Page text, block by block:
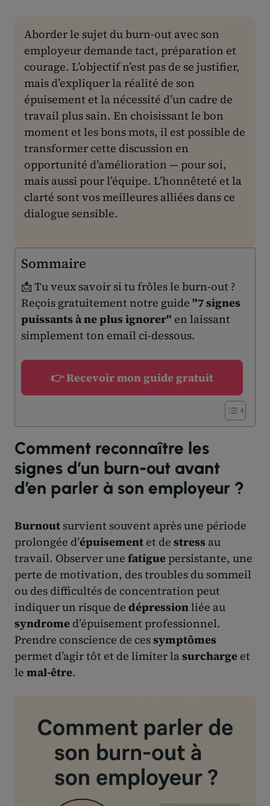
Aborder le sujet du burn-out avec son
employeur demande tact, préparation et
courage. L’objectif n’est pas de se justifier,
mais d’expliquer la réalité de son
épuisement et la nécessité d’un cadre de
travail plus sain. En choisissant le bon
moment et les bons mots, il est possible de
transformer cette discussion en
opportunité d’amélioration — pour soi,
mais aussi pour l’équipe. L’honnêteté et la
clarté sont vos meilleures alliées dans ce
dialogue sensible.
Sommaire
📩 Tu veux savoir si tu frôles le burn-out ?
Reçois gratuitement notre guide "7 signes
puissants à ne plus ignorer" en laissant
simplement ton email ci-dessous.
👉 Recevoir mon guide gratuit
Comment reconnaître les
signes d’un burn-out avant
d’en parler à son employeur ?
Burnout survient souvent après une période
prolongée d’épuisement et de stress au
travail. Observer une fatigue persistante, une
perte de motivation, des troubles du sommeil
ou des difficultés de concentration peut
indiquer un risque de dépressionliée au
syndrome d’épuisement professionnel.
Prendre conscience de cessymptômes
permet d’agir tôt et de limiter lasurcharge et
le mal-être.